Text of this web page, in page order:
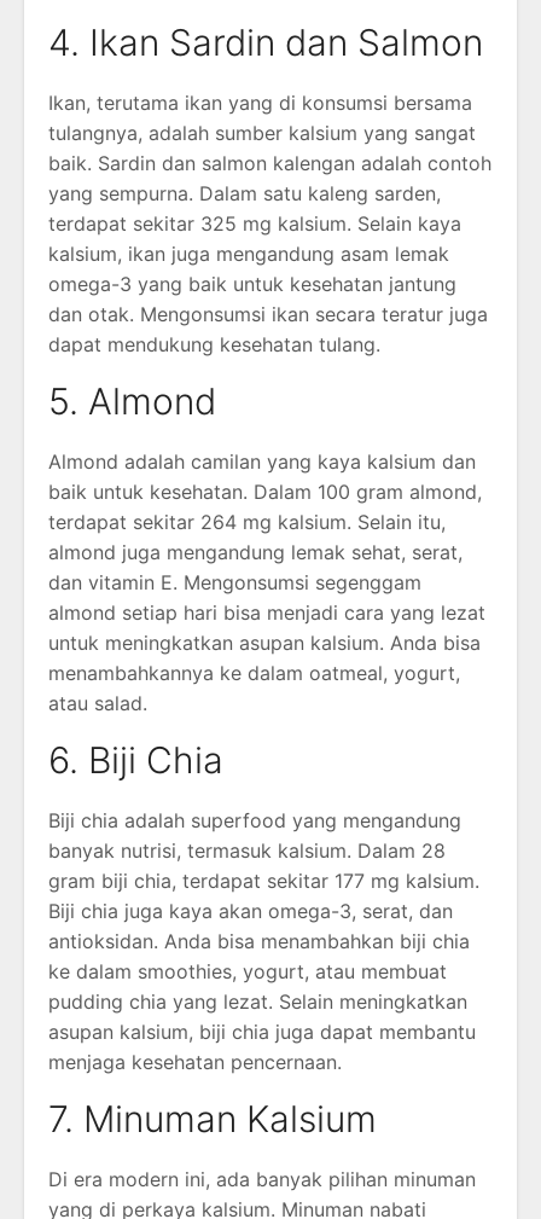
4. Ikan Sardin dan Salmon
Ikan, terutama ikan yang di konsumsi bersama
tulangnya, adalah sumber kalsium yang sangat
baik. Sardin dan salmon kalengan adalah contoh
yang sempurna. Dalam satu kaleng sarden,
terdapat sekitar 325 mg kalsium. Selain kaya
kalsium, ikan juga mengandung asam lemak
omega-3 yang baik untuk kesehatan jantung
dan otak. Mengonsumsi ikan secara teratur juga
dapat mendukung kesehatan tulang.
5. Almond
Almond adalah camilan yang kaya kalsium dan
baik untuk kesehatan. Dalam 100 gram almond,
terdapat sekitar 264 mg kalsium. Selain itu,
almond juga mengandung lemak sehat, serat,
dan vitamin E. Mengonsumsi segenggam
almond setiap hari bisa menjadi cara yang lezat
untuk meningkatkan asupan kalsium. Anda bisa
menambahkannya ke dalam oatmeal, yogurt,
atau salad.
6. Biji Chia
Biji chia adalah superfood yang mengandung
banyak nutrisi, termasuk kalsium. Dalam 28
gram biji chia, terdapat sekitar 177 mg kalsium.
Biji chia juga kaya akan omega-3, serat, dan
antioksidan. Anda bisa menambahkan biji chia
ke dalam smoothies, yogurt, atau membuat
pudding chia yang lezat. Selain meningkatkan
asupan kalsium, biji chia juga dapat membantu
menjaga kesehatan pencernaan.
7. Minuman Kalsium
Di era modern ini, ada banyak pilihan minuman
yang di perkaya kalsium. Minuman nabati